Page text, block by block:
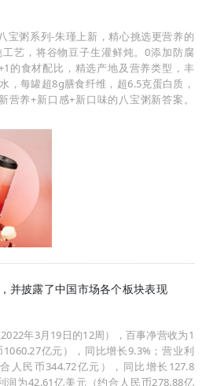
宝粥系列-朱瑾上新，精心挑选更营养的
艺，将谷物豆子生灌鲜炖。0添加防腐
的食材配比，精选产地及营养类型，丰
，每罐超8g膳食纤维，超6.5克蛋白质，
营养+新口感+新口味的八宝粥新答案。
并披露了中国市场各个板块表现
年3月19日的12周），百事净营收为1
亿元），同比增长9.3%；营业利
人民币344.72亿元），同比增长127.8
润为42.61亿美元（约合人民币278.88亿